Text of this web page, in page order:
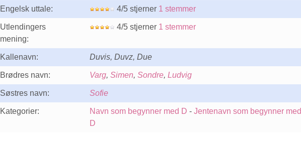
Engelsk uttale: 4/5 stjerner 1 stemmer
Utlendingers
mening:
4/5 stjerner 1 stemmer
Kallenavn: Duvis, Duvz, Due
Brødres navn: Varg, Simen, Sondre, Ludvig
Søstres navn: Sofie
Kategorier: Navn som begynner med D - Jentenavn som begynner med
D